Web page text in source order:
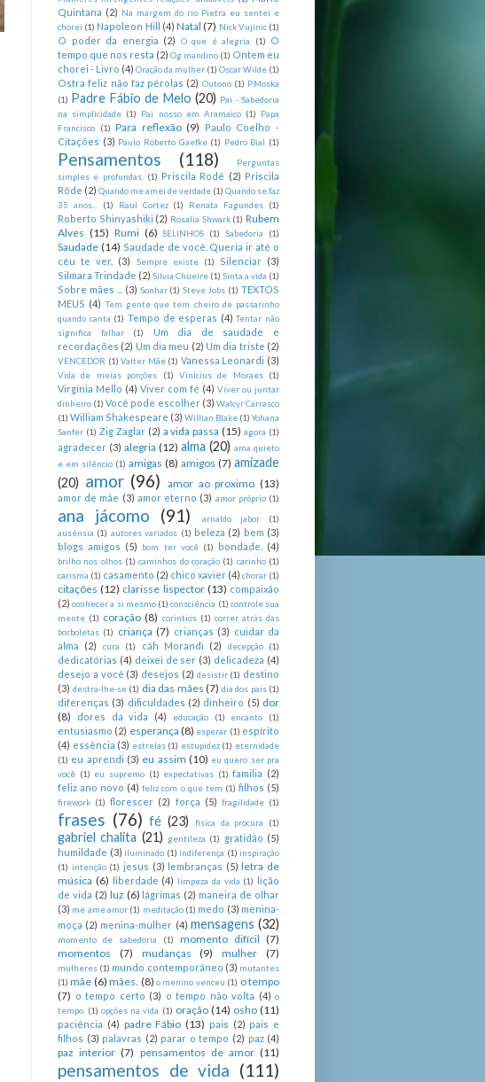
Quintana (2)
Na margem do rio Pietra eu sentei e
chorei (1) Napoleon Hill (4) Natal (7) Nick Vujinic (1)
O poder da energia (2) O que é alegria (1)
O
tempo que nos resta (2) Og mandino (1) Ontem eu
chorei - Livro (4) Oração da mulher (1) Oscar Wilde (1)
Ostra feliz não faz pérolas (2) Outono (1) P.Moska
(1) Padre Fábio de Melo (20)
Pai - Sabedoria
na simplicidade (1) Pai nosso em Aramaico (1)
Papa
Francisco
(1) Para reflexão (9)
Paulo Coelho -
Citações (3) Paulo Roberto Gaefke (1) Pedro Bial (1)
Pensamentos (118)
Perguntas
simples e profundas. (1) Priscila Rodê (2) Priscila
Rôde (2) Quando me amei de verdade (1) Quando se faz
35 anos...
(1) Raul Cortez (1) Renata Fagundes (1)
Roberto Shinyashiki (2) Rosalia Shwark (1) Rubem
Alves (15) Rumi (6) SELINHOS (1) Sabedoria (1)
Saudade (14) Saudade de você. Queria ir até o
céu te ver.
(3) Sempre existe (1) Silenciar (3)
Silmara Trindade (2) Silvia Chueire (1) Sinta a vida (1)
Sobre mães ... (3) Sonhar (1) Steve Jobs (1) TEXTOS
MEUS (4) Tem gente que tem cheiro de passarinho
quando canta (1) Tempo de esperas (4) Tentar não
significa falhar
(1)
Um dia de saudade e
recordações (2) Um dia meu (2) Um dia triste (2)
VENCEDOR (1) Valter Mãe (1) Vanessa Leonardi (3)
Vida de meias porções (1) Vinícius de Moraes (1)
Virgínia Mello (4) Viver com fé (4) Viver ou juntar
dinheiro (1) Você pode escolher (3) Walcyr Carrasco
(1) William Shakespeare (3) Willian Blake (1) Yohana
Sanfer (1) Zig Zaglar (2) a vida passa (15) agora (1)
agradecer (3) alegria (12) alma (20) ama quieto
e em silêncio (1) amigas (8) amigos (7) amizade
(20) amor (96) amor ao proximo (13)
amor de mãe (3) amor eterno (3) amor próprio (1)
ana jácomo (91) arnaldo jabor
(1)
ausênsia (1) autores variados (1) beleza (2) bem (3)
blogs amigos (5) bom ter você (1) bondade. (4)
brilho nos olhos (1) caminhos do coração (1) carinho (1)
carisma (1) casamento (2) chico xavier (4) chorar (1)
citações (12) clarisse lispector (13) compaixão
(2) conhecer a si mesmo (1) consciência (1) controle sua
mente (1) coração (8) corintios (1) correr atrás das
borboletas (1) criança (7) crianças (3) cuidar da
alma
(2) cura (1) cáh Morandi (2) decepção (1)
dedicatórias (4) deixei de ser (3) delicadeza (4)
desejo a você (3) desejos (2) desistir (1) destino
(3) destra-lhe-se (1) dia das mães (7) dia dos pais (1)
diferenças (3) dificuldades (2) dinheiro (5) dor
(8)
dores da vida (4) educação (1) encanto (1)
entusiasmo (2) esperança (8) esperar (1) espírito
(4) essência (3) estrelas (1) estupidez (1) eternidade
(1) eu aprendi (3) eu assim (10) eu quero ser pra
você (1) eu supremo (1) expectativas (1) familia (2)
feliz ano novo (4) feliz com o que tem (1) filhos (5)
firework (1) florescer (2) força (5) fragilidade (1)
frases (76) fé (23) física da procura (1)
gabriel chalita (21) gentileza (1) gratidão (5)
humildade (3) iluminado (1) indiferença (1) inspiração
(1) intenção (1) jesus (3) lembranças (5) letra de
música (6) liberdade (4) limpeza da vida (1)
lição
de vida (2) luz (6) lágrimas (2) maneira de olhar
(3) me ame amor (1) meditação (1) medo (3) menina-
moça (2) menina-mulher (4) mensagens (32)
momento de sabedoria (1) momento difícil (7)
momentos
(7) mudanças (9) mulher (7)
mulheres (1) mundo contemporâneo (3) mutantes
(1) mãe (6) mães. (8) o menino venceu (1) o tempo
(7) o tempo certo (3) o tempo não volta (4) o
tempo. (1) opções na vida (1) oração (14) osho (11)
paciência (4) padre Fábio (13) pais (2) pais e
filhos (3) palavras (2) parar o tempo (2) paz (4)
paz interior (7) pensamentos de amor (11)
pensamentos de vida (111)